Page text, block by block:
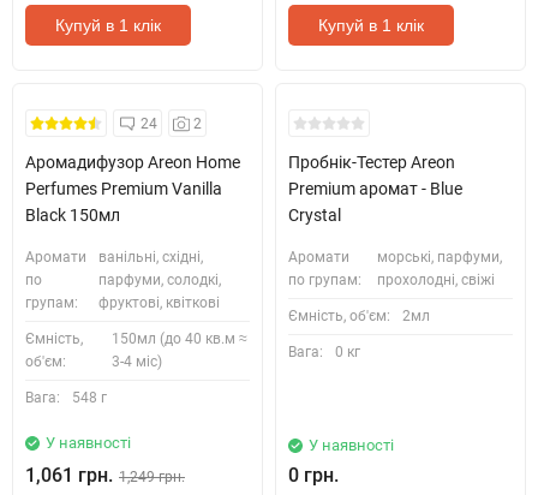
Купуй в 1 клік Купуй в 1 клік
24 2
Аромадифузор Areon Home
Perfumes Premium Vanilla
Black 150мл
Аромати
по
групам:
ванільні, східні,
парфуми, солодкі,
фруктові, квіткові
Ємність,
об'єм:
150мл (до 40 кв.м ≈
3-4 міс)
Вага: 548 г
У наявності
1,061 грн. 1,249 грн.
Кожні 1500₴ чеку = 1 тестер
Пробнік-Тестер Areon
Premium аромат - Blue
Crystal
Аромати
по групам:
морські, парфуми,
прохолодні, свіжі
Ємність, об'єм: 2мл
Вага: 0 кг
У наявності
0 грн.